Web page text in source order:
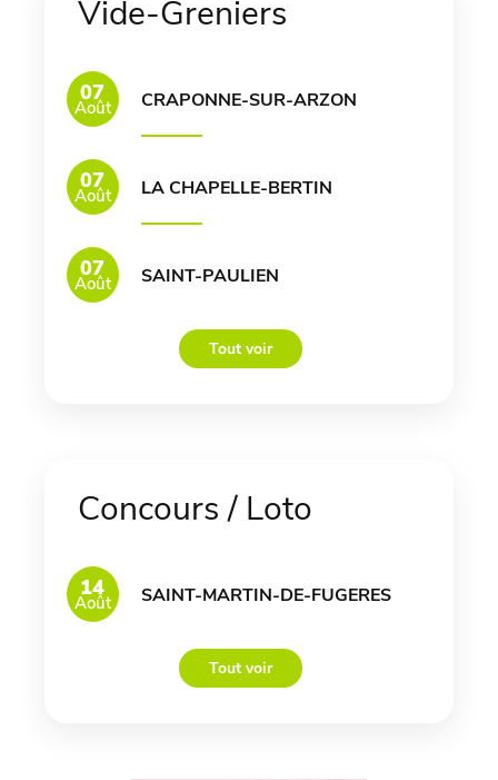
Vide-Greniers
07
Août CRAPONNE-SUR-ARZON
07
Août LA CHAPELLE-BERTIN
07
Août SAINT-PAULIEN
Tout voir
Concours / Loto
14
Août SAINT-MARTIN-DE-FUGERES
Tout voir